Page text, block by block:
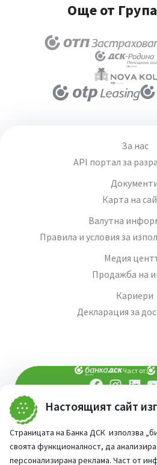
Настоящият сайт
Страницата на Банка ДСК използва
своята функционалност, да
персонализирана реклама. Част от
Още от
За нас
API портал за
Карта на
Валутна
Правила и условия за
Медия
Продажба на
Кариери
Декларация за
Част от:
При въпроси -попитай
Всички права
Сайт от: